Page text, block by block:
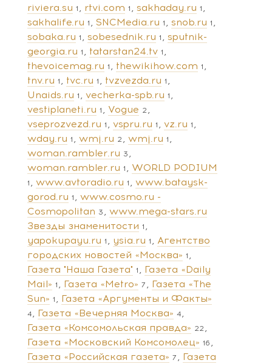
riviera.su 1 rtvi.com 1 sakhaday.ru 1
sakhalife.ru 1 SNCMedia.ru 1 snob.ru 1
sobaka.ru 1 sobesednik.ru 1
sputnik-
georgia.ru 1 tatarstan24.tv 1
thevoicemag.ru 1 thewikihow.com 1
tnv.ru 1 tvc.ru 1 tvzvezda.ru 1
Unaids.ru 1 vecherka-spb.ru 1
vestiplaneti.ru 1 Vogue 2
vseprozvezd.ru 1 vspru.ru 1 vz.ru 1
wday.ru 1 wmj.ru 2 wmj.ru 1
woman.rambler.ru 3
woman.rambler.ru 1 WORLD PODIUM
1 www.avtoradio.ru 1
www.bataysk-
gorod.ru 1
www.cosmo.ru -
Cosmopolitan 3
www.mega-stars.ru
Звезды знаменитости 1
yapokupayu.ru 1 ysia.ru 1
Агентство
городских новостей «Москва» 1
Газета "Наша Газета" 1
Газета «Daily
Mail» 1 Газета «Metro» 7
Газета «The
Sun» 1 Газета «Аргументы и Факты»
4 Газета «Вечерняя Москва» 4
Газета «Комсомольская правда» 22
Газета «Московский Комсомолец» 16
Газета «Российская газета» 7
Газета